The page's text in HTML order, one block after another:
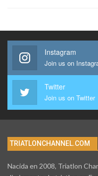
Instagram
Join us on
Twitter
Join us on Twitter
TRIATLONCHANNEL.COM
Nacida en 2008, Triatlon